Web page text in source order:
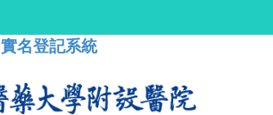
實名登記系統